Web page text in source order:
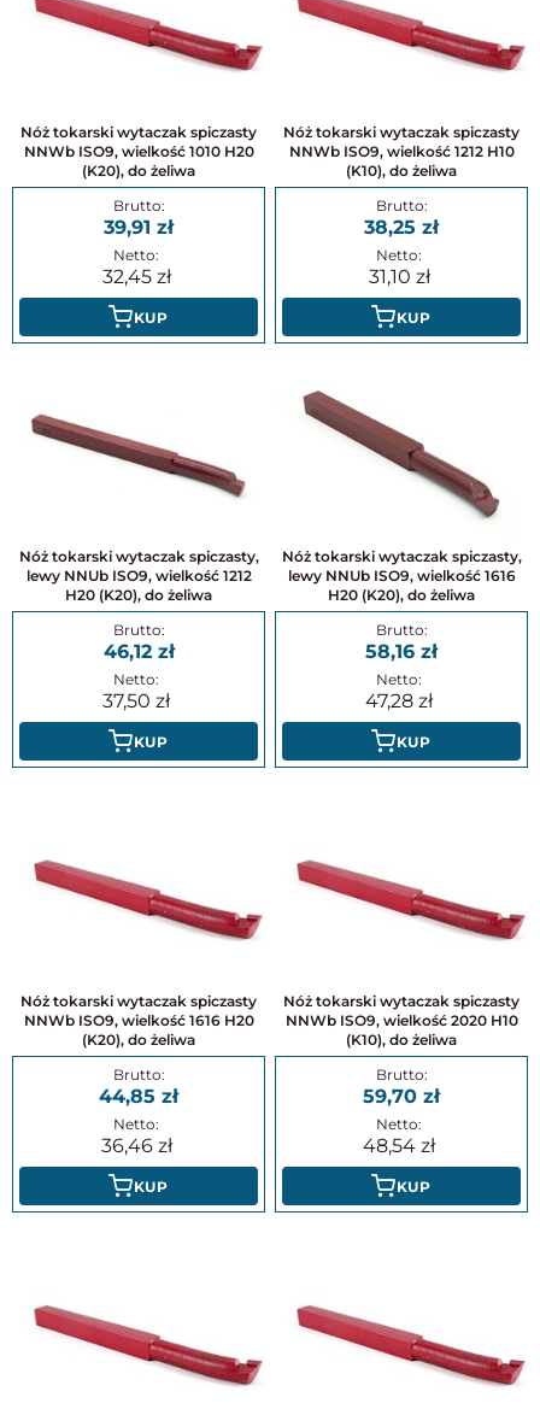
Nóż tokarski wytaczak spiczasty
NNWb ISO9, wielkość 1010 H20
(K20), do żeliwa
39,91
32,45
KUP
Nóż tokarski wytaczak spiczasty
NNWb ISO9, wielkość 1212 H10
(K10), do żeliwa
38,25
31,10
KUP
Nóż tokarski wytaczak spiczasty,
lewy NNUb ISO9, wielkość 1212
H20 (K20), do żeliwa
46,12
37,50
KUP
Nóż tokarski wytaczak spiczasty,
lewy NNUb ISO9, wielkość 1616
H20 (K20), do żeliwa
58,16
47,28
KUP
Nóż tokarski wytaczak spiczasty
NNWb ISO9, wielkość 1616 H20
(K20), do żeliwa
44,85
36,46
KUP
Nóż tokarski wytaczak spiczasty
NNWb ISO9, wielkość 2020 H10
(K10), do żeliwa
59,70
48,54
KUP